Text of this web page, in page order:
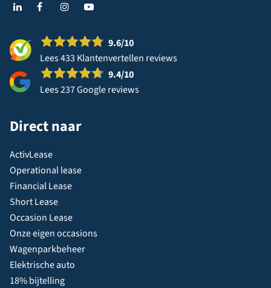
9.6/10
Lees 433 Klantenvertellen reviews
9.4/10
Lees 237 Google reviews
Direct naar
ActivLease
Operational lease
Financial Lease
Short Lease
Occasion Lease
Onze eigen occasions
Wagenparkbeheer
Elektrische auto
18% bijtelling